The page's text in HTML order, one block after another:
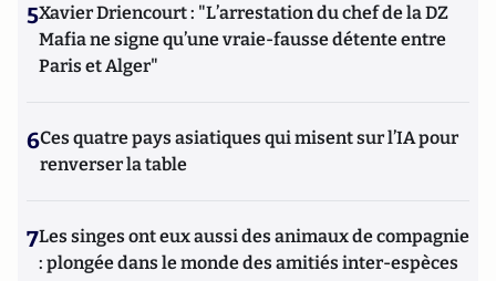
5Xavier Driencourt : "L’arrestation du chef de la DZ
Mafia ne signe qu’une vraie-fausse détente entre
Paris et Alger"
6Ces quatre pays asiatiques qui misent sur l’IA pour
renverser la table
7Les singes ont eux aussi des animaux de compagnie
: plongée dans le monde des amitiés inter-espèces